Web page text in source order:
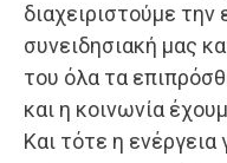
διαχειριστούμε την
συνειδησιακή μας
του όλα τα
και η κοινωνία
Και τότε η ενέργεια